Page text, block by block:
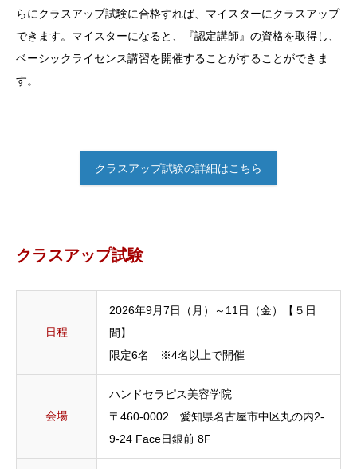
らにクラスアップ試験に合格すれば、マイスターにクラスアップ
できます。マイスターになると、『認定講師』の資格を取得し、
ベーシックライセンス講習を開催することがすることができま
す。
クラスアップ試験の詳細はこちら
クラスアップ試験
日程
2026年9月7日（月）～11日（金）【５日
間】
限定6名 ※4名以上で開催
会場
ハンドセラピス美容学院
〒460-0002 愛知県名古屋市中区丸の内2-
9-24 Face日銀前 8F